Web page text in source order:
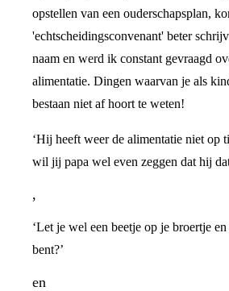
opstellen van een ouderschapsplan,
'echtscheidingsconvenant' beter
naam en werd ik constant gevraagd
alimentatie. Dingen waarvan je als
bestaan niet af hoort te weten!
‘Hij heeft weer de alimentatie niet op
wil jij papa wel even zeggen dat hij
,
‘Let je wel een beetje op je broertje
bent?’
en